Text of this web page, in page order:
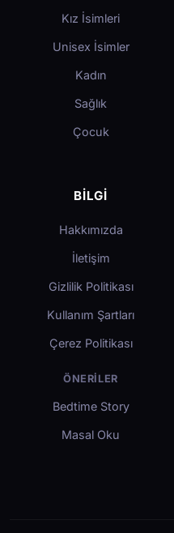
Kız İsimleri
Unisex İsimler
Kadın
Sağlık
Çocuk
BILGI
Hakkımızda
İletişim
Gizlilik Politikası
Kullanım Şartları
Çerez Politikası
ÖNERILER
Bedtime Story
Masal Oku